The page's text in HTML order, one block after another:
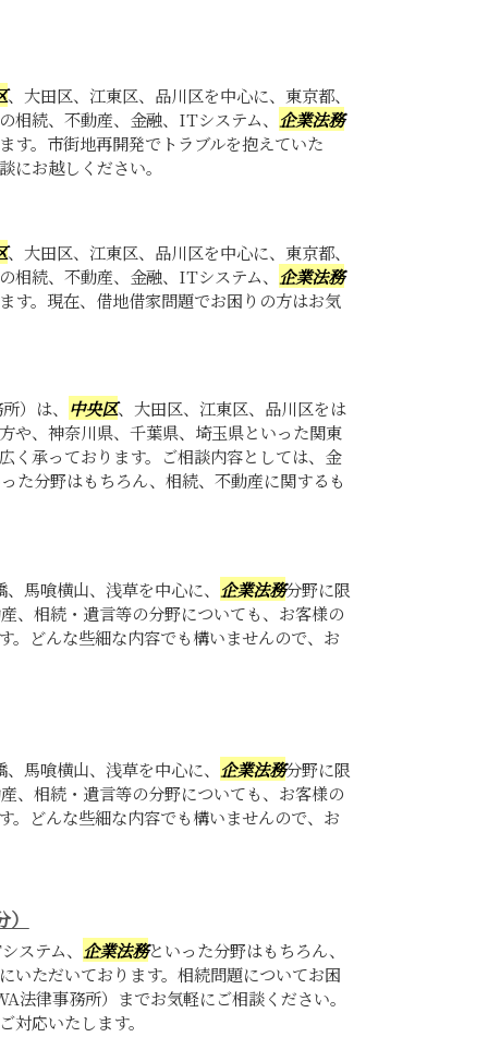
、大田区、江東区、品川区を中心に、東京都、
相続、不動産、金融、ITシステム、 企業法務
す。市街地再開発でトラブルを抱えていた
にお越しください。
、大田区、江東区、品川区を中心に、東京都、
相続、不動産、金融、ITシステム、 企業法務
す。現在、借地借家問題でお困りの方はお気
）は、 中央区、大田区、江東区、品川区をは
や、神奈川県、千葉県、埼玉県といった関東
く承っております。ご相談内容としては、金
た分野はもちろん、相続、不動産に関するも
馬喰横山、浅草を中心に、 企業法務分野に限
、相続・遺言等の分野についても、お客様の
。どんな些細な内容でも構いませんので、お
馬喰横山、浅草を中心に、 企業法務分野に限
、相続・遺言等の分野についても、お客様の
。どんな些細な内容でも構いませんので、お
ステム、 企業法務といった分野はもちろん、
いただいております。相続問題についてお困
法律事務所）までお気軽にご相談ください。
対応いたします。